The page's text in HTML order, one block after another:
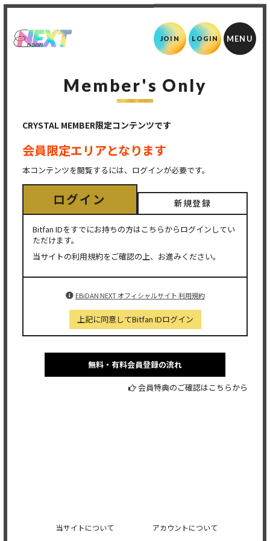
JOIN LOGIN
Member's Only
CRYSTAL MEMBER限定コンテンツです
会員限定エリアとなります
本コンテンツを閲覧するには、ログインが必要です。
ログイン 新規登録
Bitfan IDをすでにお持ちの方はこちらからログインしてい
ただけます。
当サイトの利用規約をご確認の上、お進みください。
EBiDAN NEXT オフィシャルサイト 利用規約
上記に同意してBitfan IDログイン
無料・有料会員登録の流れ
会員特典のご確認はこちらから
当サイトについて アカウントについて